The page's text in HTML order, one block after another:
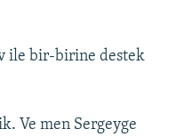
ile bir-birine destek
Ve men Sergeyge